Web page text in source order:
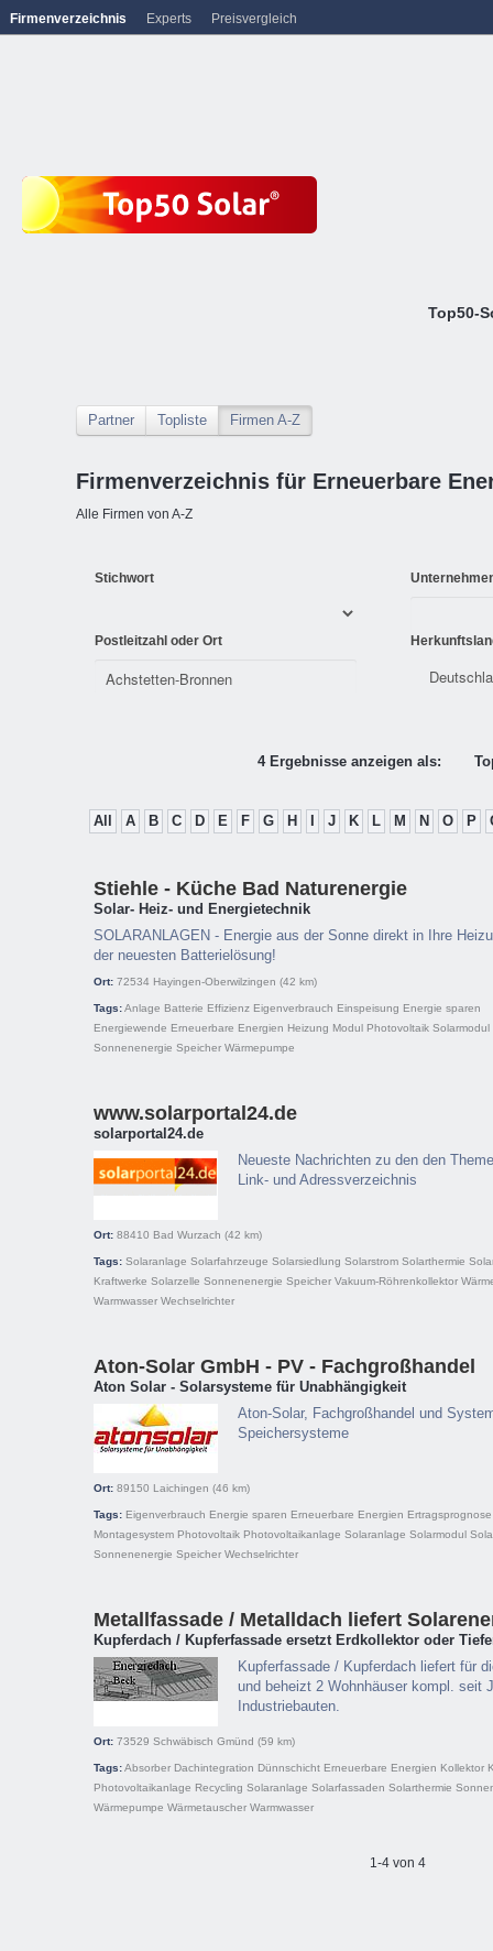
Top50-
Partner Topliste Firmen A-Z
Firmenverzeichnis für Erneuerbare
Alle Firmen von A-Z
Stichwort
Postleitzahl oder Ort
4 Ergebnisse anzeigen als:
All A B C D E F G H J K L M N O P
Stiehle - Küche Bad Naturenergie
Solar- Heiz- und Energietechnik
SOLARANLAGEN - Energie aus der Sonne direkt in Ihre
der neuesten Batterielösung!
Ort: 72534 Hayingen-Oberwilzingen (42 km)
Tags:Anlage Batterie Effizienz Eigenverbrauch Einspeisung Energie sparen
Energiewende Erneuerbare Energien Heizung Modul Photovoltaik Solarmodul
Sonnenenergie Speicher Wärmepumpe
www.solarportal24.de
solarportal24.de
Neueste Nachrichten zu den den
Link- und Adressverzeichnis
Ort: 88410 Bad Wurzach (42 km)
Tags: Solaranlage Solarfahrzeuge Solarsiedlung Solarstrom Solarthermie
Kraftwerke Solarzelle Sonnenenergie Speicher Vakuum-Röhrenkollektor
Warmwasser Wechselrichter
Aton-Solar GmbH - PV - Fachgroßhandel
Aton Solar - Solarsysteme für Unabhängigkeit
Aton-Solar, Fachgroßhandel und
Speichersysteme
Ort: 89150 Laichingen (46 km)
Tags: Eigenverbrauch Energie sparen Erneuerbare Energien Ertragsprognose
Montagesystem Photovoltaik Photovoltaikanlage Solaranlage Solarmodul
Sonnenenergie Speicher Wechselrichter
Metallfassade / Metalldach liefert
Kupferdach / Kupferfassade ersetzt Erdkollektor oder
Kupferfassade / Kupferdach liefert für
und beheizt 2 Wohnhäuser kompl. seit
Industriebauten.
Ort: 73529 Schwäbisch Gmünd (59 km)
Tags:Absorber Dachintegration Dünnschicht Erneuerbare Energien Kollektor
Photovoltaikanlage Recycling Solaranlage Solarfassaden Solarthermie
Wärmepumpe Wärmetauscher Warmwasser
1-4 von 4
Firmenverzeichnis Experts Preisvergleich